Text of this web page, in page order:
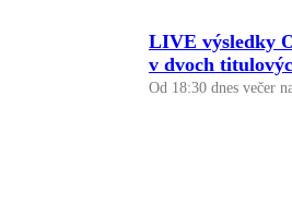
LIVE výsledky
v dvoch
Od 18:30 dnes večer